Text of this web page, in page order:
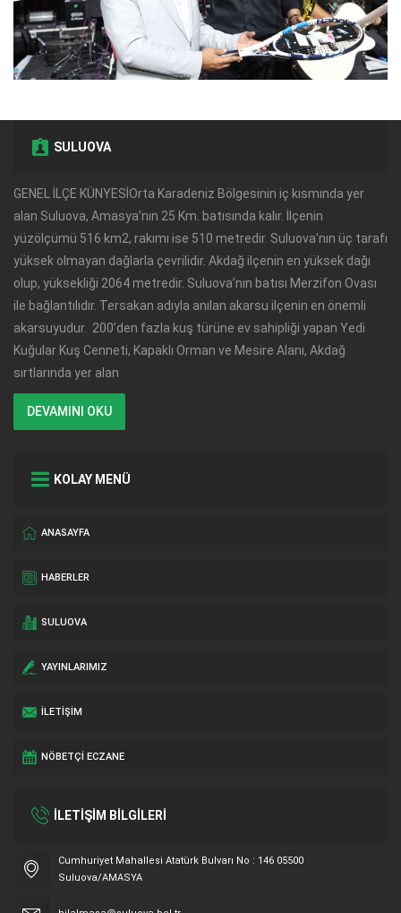
SULUOVA
GENEL İLÇE KÜNYESİOrta Karadeniz Bölgesinin iç kısmında yer
alan Suluova, Amasya’nın 25 Km. batısında kalır. İlçenin
yüzölçümü 516 km2, rakımı ise 510 metredir. Suluova’nın üç tarafı
yüksek olmayan dağlarla çevrilidir. Akdağ ilçenin en yüksek dağı
olup, yüksekliği 2064 metredir. Suluova’nın batısı Merzifon Ovası
ile bağlantılıdır. Tersakan adıyla anılan akarsu ilçenin en önemli
akarsuyudur. 200’den fazla kuş türüne ev sahipliği yapan Yedi
Kuğular Kuş Cenneti, Kapaklı Orman ve Mesire Alanı, Akdağ
sırtlarında yer alan
DEVAMINI OKU
KOLAY MENÜ
ANASAYFA
HABERLER
SULUOVA
YAYINLARIMIZ
İLETIŞIM
NÖBETÇI ECZANE
İLETİŞİM BİLGİLERİ
Cumhuriyet Mahallesi Atatürk Bulvarı No : 146 05500
Suluova/AMASYA